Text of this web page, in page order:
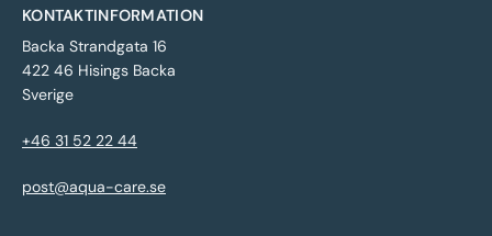
KONTAKTINFORMATION
Backa Strandgata 16
422 46 Hisings Backa
Sverige
+46 31 52 22 44
post@aqua-care.se